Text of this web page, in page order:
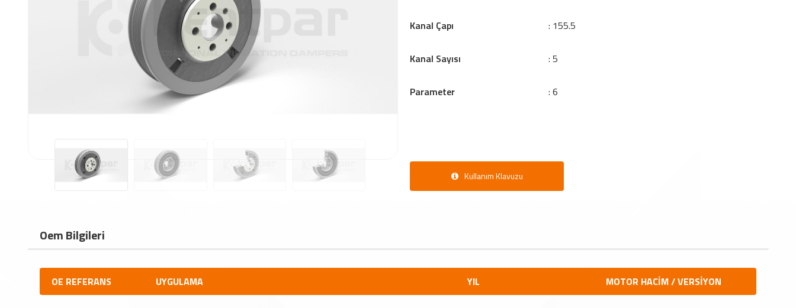
Kanal Çapı : 155.5
Kanal Sayısı : 5
Parameter : 6
Kullanım Klavuzu
Oem Bilgileri
OE REFERANS UYGULAMA YIL MOTOR HACİM / VERSİYON